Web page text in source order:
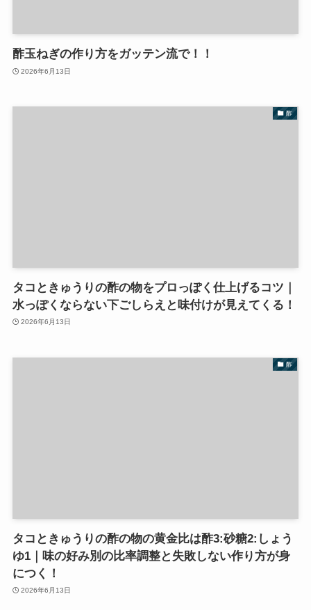
酢玉ねぎの作り方をガッテン流で！！
2026年6月13日
酢
タコときゅうりの酢の物をプロっぽく仕上げるコツ｜
水っぽくならない下ごしらえと味付けが見えてくる！
2026年6月13日
酢
タコときゅうりの酢の物の黄金比は酢3:砂糖2:しょう
ゆ1｜味の好み別の比率調整と失敗しない作り方が身
につく！
2026年6月13日